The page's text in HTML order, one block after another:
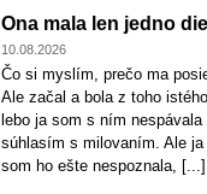
Ona mala len jedno
10.08.2026
Čo si myslím, prečo ma
Ale začal a bola z toho
lebo ja som s ním
súhlasím s milovaním. Ale
som ho ešte nespoznala, [...]